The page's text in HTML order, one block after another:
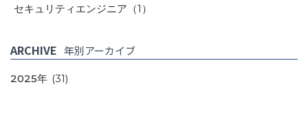
セキュリティエンジニア （1）
ARCHIVE 年別アーカイブ
2025年 (31)